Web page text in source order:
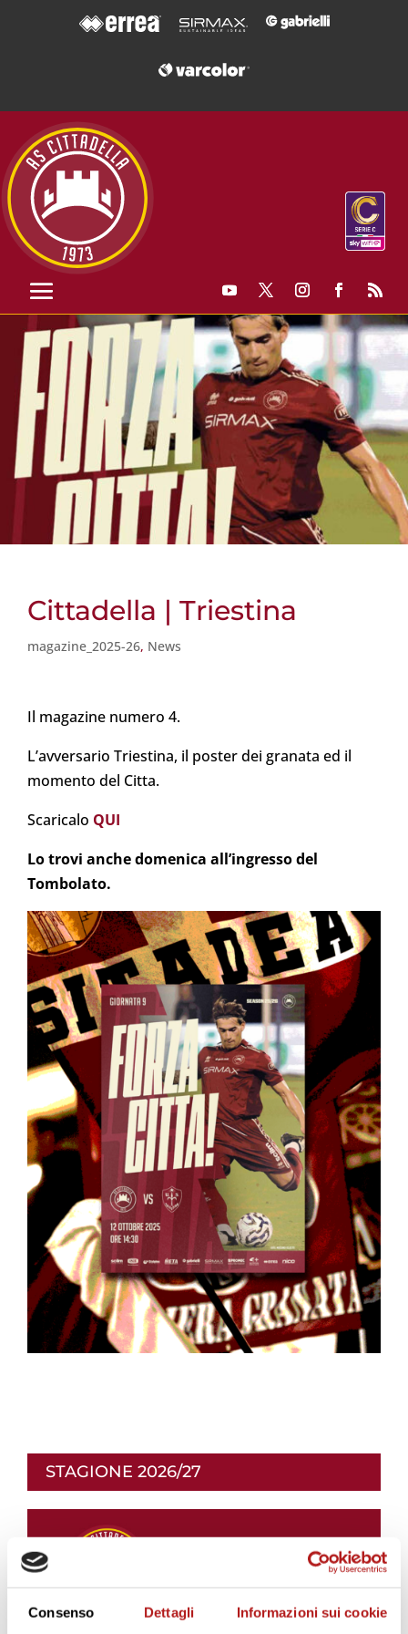
Consenso Dettagli Informazioni sui cookie
Cittadella | Triestina
magazine_2025-26, News
Il magazine numero 4.
L’avversario Triestina, il poster dei granata ed il
momento del Citta.
Scaricalo QUI
Lo trovi anche domenica all’ingresso del
Tombolato.
STAGIONE 2026/27